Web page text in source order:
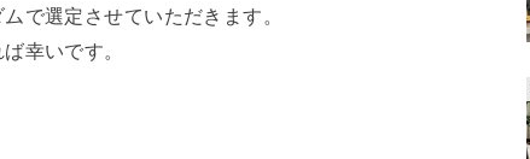
で選定させていただきます。
幸いです。